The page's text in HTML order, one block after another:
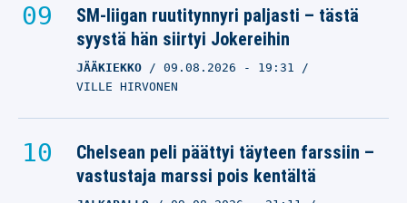
SM-liigan ruutitynnyri paljasti – tästä
syystä hän siirtyi Jokereihin
JÄÄKIEKKO 09.08.2026 - 19:31
VILLE HIRVONEN
Chelsean peli päättyi täyteen farssiin –
vastustaja marssi pois kentältä